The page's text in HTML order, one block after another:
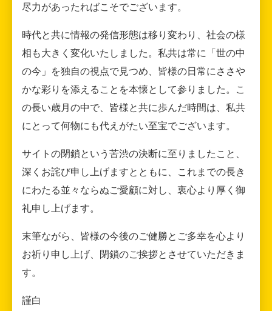
尽力があったればこそでございます。
時代と共に情報の発信形態は移り変わり、社会の様
相も大きく変化いたしました。私共は常に「世の中
の今」を独自の視点で見つめ、皆様の日常にささや
かな彩りを添えることを本懐として参りました。こ
の長い歳月の中で、皆様と共に歩んだ時間は、私共
にとって何物にも代えがたい至宝でございます。
サイトの閉鎖という苦渋の決断に至りましたこと、
深くお詫び申し上げますとともに、これまでの長き
にわたる並々ならぬご愛顧に対し、衷心より厚く御
礼申し上げます。
末筆ながら、皆様の今後のご健勝とご多幸を心より
お祈り申し上げ、閉鎖のご挨拶とさせていただきま
す。
謹白